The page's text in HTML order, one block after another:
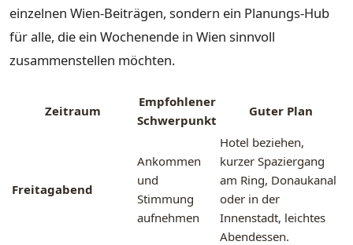
einzelnen Wien-Beiträgen, sondern ein Planungs-Hub
für alle, die ein Wochenende in Wien sinnvoll
zusammenstellen möchten.
Zeitraum
Empfohlener
Schwerpunkt
Guter Plan
Freitagabend
Ankommen
und
Stimmung
aufnehmen
Hotel beziehen,
kurzer Spaziergang
am Ring, Donaukanal
oder in der
Innenstadt, leichtes
Abendessen.